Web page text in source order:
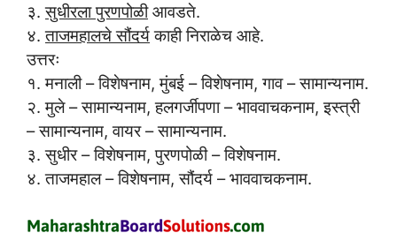
३.सुधीरला पुरणपोळीआवडते.
४.ताजमहालचे सौंदर्यकाही निराळेच आहे.
उत्तरः
१. मनाली – विशेषनाम, मुंबई – विशेषनाम, गाव – सामान्यनाम.
२. मुले – सामान्यनाम, हलगर्जीपणा – भाववाचकनाम, इस्त्री
– सामान्यनाम, वायर – सामान्यनाम.
३. सुधीर – विशेषनाम, पुरणपोळी – विशेषनाम.
४. ताजमहाल – विशेषनाम, सौंदर्य – भाववाचकनाम.